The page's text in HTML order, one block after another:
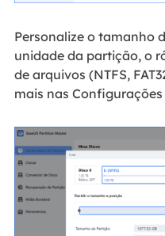
Personalize o tamanho
unidade da partição, o
de arquivos (NTFS,
mais nas